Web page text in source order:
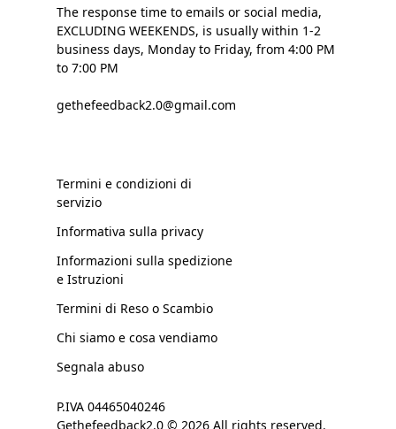
The response time to emails or social media,
EXCLUDING WEEKENDS, is usually within 1-2
business days, Monday to Friday, from 4:00 PM
to 7:00 PM
gethefeedback2.0@gmail.com
Termini e condizioni di
servizio
Informativa sulla privacy
Informazioni sulla spedizione
e Istruzioni
Termini di Reso o Scambio
Chi siamo e cosa vendiamo
Segnala abuso
P.IVA 04465040246
Gethefeedback2.0 © 2026 All rights reserved.